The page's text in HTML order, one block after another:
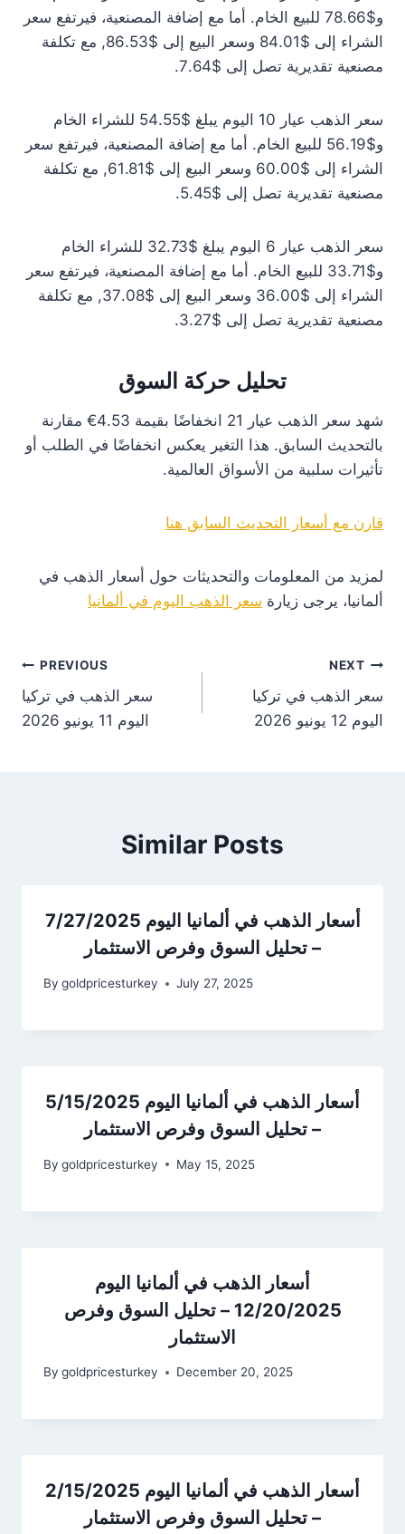
و$78.66 للبيع الخام. أما مع إضافة المصنعية، فيرتفع سعر
الشراء إلى $84.01 وسعر البيع إلى $86.53, مع تكلفة
مصنعية تقديرية تصل إلى $7.64.
سعر الذهب عيار 10 اليوم يبلغ $54.55 للشراء الخام
و$56.19 للبيع الخام. أما مع إضافة المصنعية، فيرتفع سعر
الشراء إلى $60.00 وسعر البيع إلى $61.81, مع تكلفة
مصنعية تقديرية تصل إلى $5.45.
سعر الذهب عيار 6 اليوم يبلغ $32.73 للشراء الخام
و$33.71 للبيع الخام. أما مع إضافة المصنعية، فيرتفع سعر
الشراء إلى $36.00 وسعر البيع إلى $37.08, مع تكلفة
مصنعية تقديرية تصل إلى $3.27.
تحليل حركة السوق
شهد سعر الذهب عيار 21 انخفاضًا بقيمة 4.53€ مقارنة
بالتحديث السابق. هذا التغير يعكس انخفاضًا في الطلب أو
تأثيرات سلبية من الأسواق العالمية.
قارن مع أسعار التحديث السابق هنا
لمزيد من المعلومات والتحديثات حول أسعار الذهب في
ألمانيا، يرجى زيارة سعر الذهب اليوم في ألمانيا
PREVIOUS
سعر الذهب في تركيا
اليوم 11 يونيو 2026
NEXT
سعر الذهب في تركيا
اليوم 12 يونيو 2026
Similar Posts
أسعار الذهب في ألمانيا اليوم 7/27/2025
– تحليل السوق وفرص الاستثمار
By goldpricesturkey July 27, 2025
أسعار الذهب في ألمانيا اليوم 5/15/2025
– تحليل السوق وفرص الاستثمار
By goldpricesturkey May 15, 2025
أسعار الذهب في ألمانيا اليوم
12/20/2025 – تحليل السوق وفرص
الاستثمار
By goldpricesturkey December 20, 2025
أسعار الذهب في ألمانيا اليوم 2/15/2025
– تحليل السوق وفرص الاستثمار